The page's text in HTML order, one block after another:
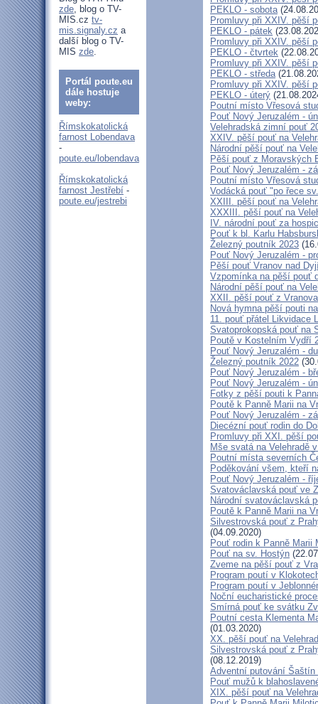
zde, blog o TV-
MIS.cz tv-
mis.signaly.cz a
další blog o TV-
MIS zde.
Portál poute.eu
dále hostuje
weby:
Římskokatolická
farnost Lobendava
-
poute.eu/lobendava
Římskokatolická
farnost Jestřebí -
poute.eu/jestrebi
PEKLO - sobota
Promluvy při XXIV. pěší
PEKLO - pátek
Promluvy při XXIV. pěší
PEKLO - čtvrtek
Promluvy při XXIV. pěší
PEKLO - středa
Promluvy při XXIV. pěší
PEKLO - úterý
Poutní místo Vřesová
Pouť Nový Jeruzalém -
Velehradská zimní pouť
XXIV. pěší pouť na
Národní pěší pouť na
Pěší pouť z Moravských
Pouť Nový Jeruzalém -
Poutní místo Vřesová
Vodácká pouť "po řece
XXIII. pěší pouť na
XXXIII. pěší pouť na
IV. národní pouť za
Pouť k bl. Karlu
Železný poutník 2023
Pouť Nový Jeruzalém -
Pěší pouť Vranov nad
Vzpomínka na pěší pouť
Národní pěší pouť na
XXII. pěší pouť z
Nová hymna pěší pouti
11. pouť přátel Likvidace
Svatoprokopská pouť na
Poutě v Kostelním Vydří
Pouť Nový Jeruzalém -
Železný poutník 2022
Pouť Nový Jeruzalém -
Pouť Nový Jeruzalém -
Fotky z pěší pouti k
Poutě k Panně Marii na
Pouť Nový Jeruzalém -
Diecézní pouť rodin do
Promluvy při XXI. pěší
Mše svatá na Velehradě
Poutní místa severních
Poděkování všem, kteří
Pouť Nový Jeruzalém -
Svatováclavská pouť ve
Národní svatováclavská
Poutě k Panně Marii na
Silvestrovská pouť z
(04.09.2020)
Pouť rodin k Panně Marii
Pouť na sv. Hostýn
Zveme na pěší pouť z
Program poutí v
Program poutí v
Noční eucharistické
Smírná pouť ke svátku
Poutní cesta Klementa
(01.03.2020)
XX. pěší pouť na
Silvestrovská pouť z
(08.12.2019)
Adventní putování Šaštín
Pouť mužů k
XIX. pěší pouť na